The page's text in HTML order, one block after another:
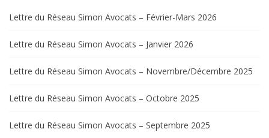
Lettre du Réseau Simon Avocats – Février-Mars 2026
Lettre du Réseau Simon Avocats – Janvier 2026
Lettre du Réseau Simon Avocats – Novembre/Décembre 2025
Lettre du Réseau Simon Avocats – Octobre 2025
Lettre du Réseau Simon Avocats – Septembre 2025